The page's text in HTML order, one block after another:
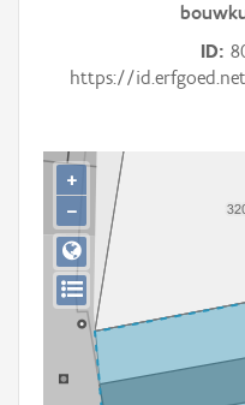
Gebeurtenis
Downloads
Hergebruik
Aanmelden
ID
https://
+
−